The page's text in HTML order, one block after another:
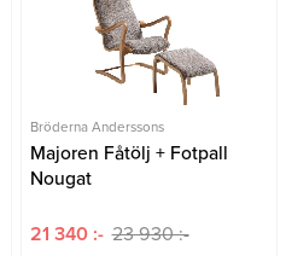
Bröderna Anderssons
Majoren Fåtölj + Fotpall
Nougat
21 340 :- 23 930 :-